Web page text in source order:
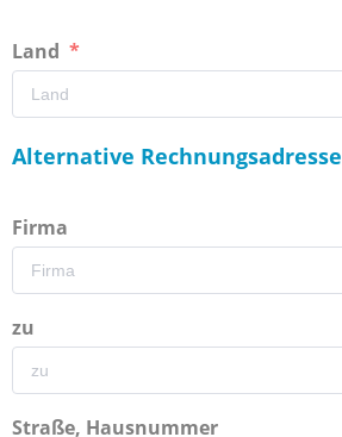
Land
Alternative Rechnungsadresse
Firma
zu
Straße, Hausnummer